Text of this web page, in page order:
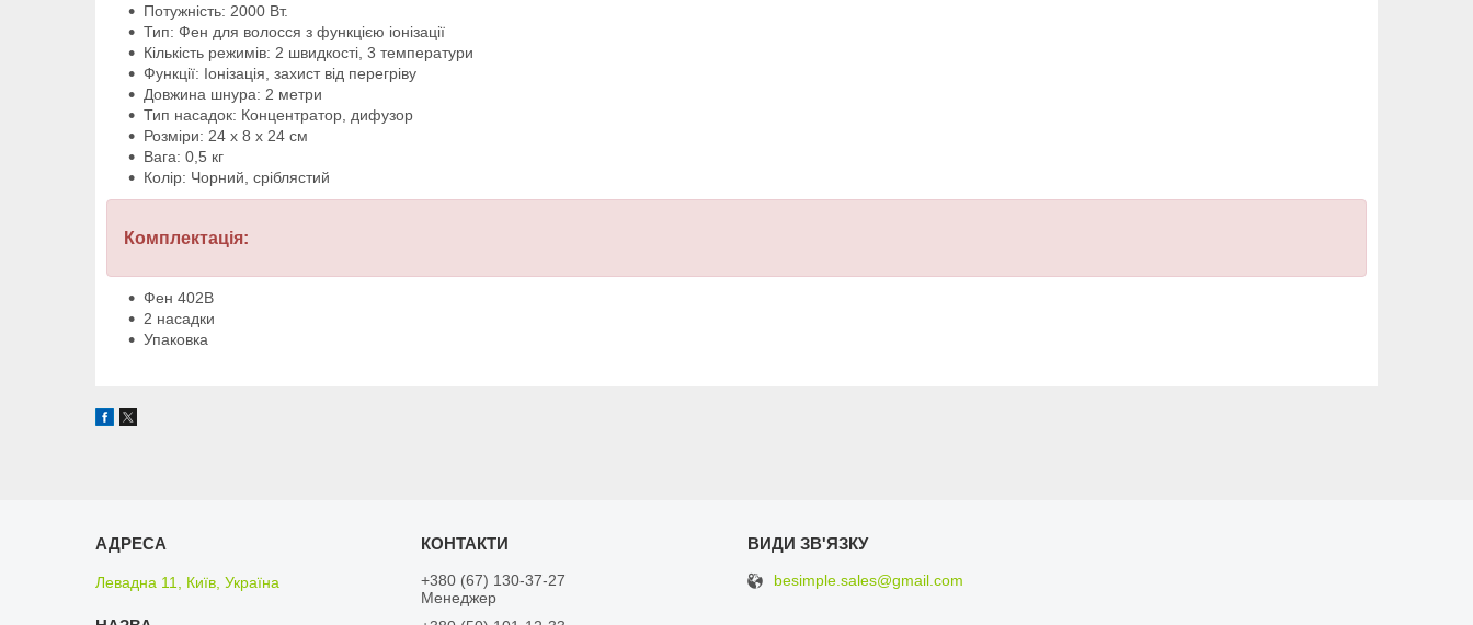
Потужність: 2000 Вт.
Тип: Фен для волосся з функцією іонізації
Кількість режимів: 2 швидкості, 3 температури
Функції: Іонізація, захист від перегріву
Довжина шнура: 2 метри
Тип насадок: Концентратор, дифузор
Розміри: 24 x 8 x 24 см
Вага: 0,5 кг
Колір: Чорний, сріблястий
Комплектація:
Фен 402B
2 насадки
Упаковка
Левадна 11, Київ, Україна
+380 (67) 130-37-27
Менеджер
besimple.sales@gmail.com